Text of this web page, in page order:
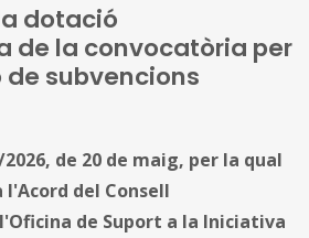
dotació
de la convocatòria per
subvencions
2026, de 20 de maig, per la qual
del Consell
de Suport a la Iniciativa